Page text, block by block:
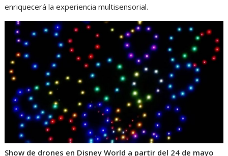
enriquecerá la experiencia multisensorial.
Show de drones en Disney World a partir del 24 de mayo